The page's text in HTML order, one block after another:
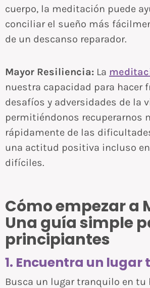
cuerpo, la meditación puede
conciliar el sueño más
de un descanso reparador.
Mayor Resiliencia: La
nuestra capacidad para hacer
desafíos y adversidades de la
permitiéndonos recuperarnos
rápidamente de las
una actitud positiva incluso
difíciles.
Cómo empezar a
Una guía simple
principiantes
1. Encuentra un
Busca un lugar tranquilo en tu